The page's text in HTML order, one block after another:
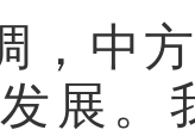
，中
展。